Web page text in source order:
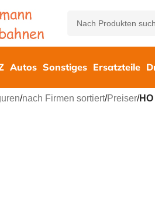
Autos Sonstiges Ersatzteile
/nach Firmen sortiert/Preiser/